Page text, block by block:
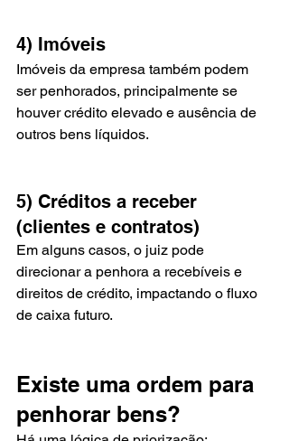
4) Imóveis
Imóveis da empresa também podem
ser penhorados, principalmente se
houver crédito elevado e ausência de
outros bens líquidos.
5) Créditos a receber
(clientes e contratos)
Em alguns casos, o juiz pode
direcionar a penhora a recebíveis e
direitos de crédito, impactando o fluxo
de caixa futuro.
Existe uma ordem para
penhorar bens?